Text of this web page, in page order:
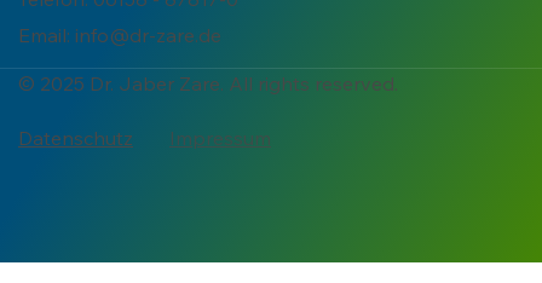
Email: info@dr-zare.de
© 2025 Dr. Jaber Zare. All rights reserved.
Datenschutz Impressum